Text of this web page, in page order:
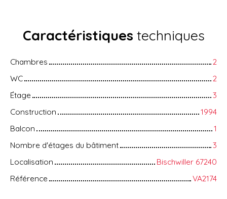
Caractéristiques techniques
Chambres
2
WC
2
Étage
3
Construction
1994
Balcon
1
Nombre d'étages du bâtiment
3
Localisation
Bischwiller 67240
Référence
VA2174